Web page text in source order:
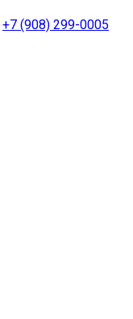
+7 (908) 299-0005